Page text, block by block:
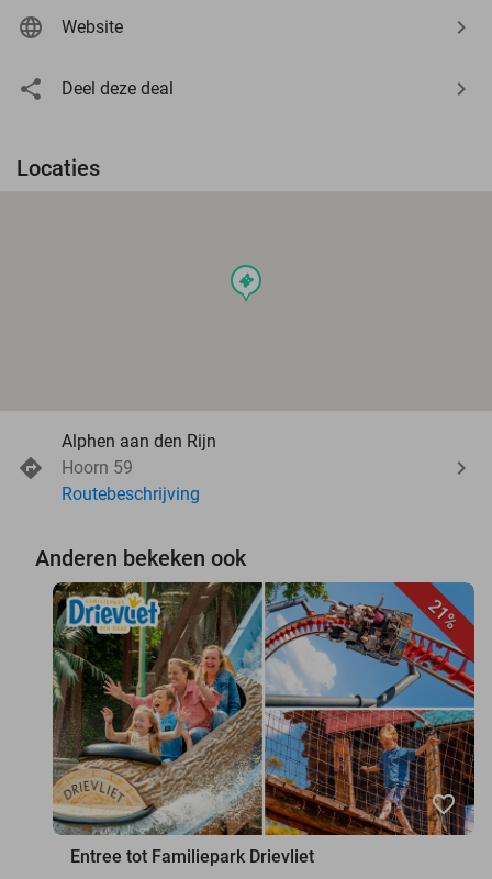
Website
Deel deze deal
Locaties
events
Alphen aan den Rijn
Hoorn 59
Routebeschrijving
Anderen bekeken ook
21%
favorite_border
Entree tot Familiepark Drievliet